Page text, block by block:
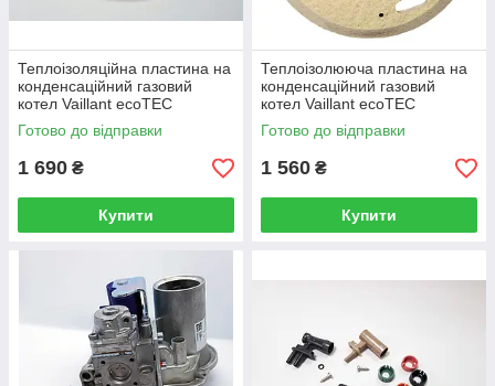
Теплоізоляційна пластина на
конденсаційний газовий
котел Vaillant ecoTEC
Pro/Plus 210779
Готово до відправки
1 690 ₴
Купити
Теплоізолююча пластина на
конденсаційний газовий
котел Vaillant ecoTEC
Pro/Plus 193595
Готово до відправки
1 560 ₴
Купити